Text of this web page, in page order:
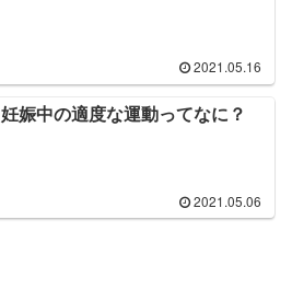
2021.05.16
妊娠中の適度な運動ってなに？
2021.05.06